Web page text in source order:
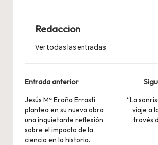
Redaccion
Ver todas las entradas
Navegación
de
entradas
Entrada anterior
Jesús Mª Eraña Errasti
plantea en su nueva obra
una inquietante reflexión
sobre el impacto de la
ciencia en la historia.
“La
viaje a
través